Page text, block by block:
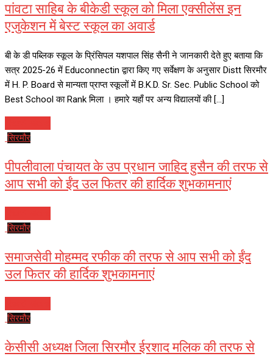
पांवटा साहिब के बीकेडी स्कूल को मिला एक्सीलेंस इन
एजुकेशन में बेस्ट स्कूल का अवार्ड
बी के डी पब्लिक स्कूल के प्रिंसिपल यशपाल सिंह सैनी ने जानकारी देते हुए बताया कि
सत्र 2025-26 में Educonnectin द्वारा किए गए सर्वेक्षण के अनुसार Distt सिरमौर
में H. P. Board से मान्यता प्राप्त स्कूलों में B.K.D. Sr. Sec. Public School को
Best School का Rank मिला । हमारे यहाँ पर अन्य विद्यालयों की […]
सिरमौर
पीपलीवाला पंचायत के उप प्रधान जाहिद हुसैन की तरफ से
आप सभी को ईंद उल फितर की हार्दिक शुभकामनाएं
सिरमौर
समाजसेवी मोहम्मद रफीक की तरफ से आप सभी को ईंद
उल फितर की हार्दिक शुभकामनाएं
सिरमौर
केसीसी अध्यक्ष जिला सिरमौर ईरशाद मलिक की तरफ से